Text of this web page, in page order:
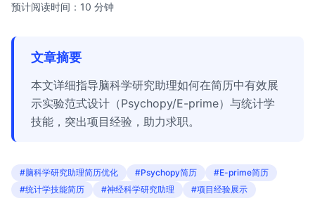
预计阅读时间：10 分钟
文章摘要
本文详细指导脑科学研究助理如何在简历中有效展
示实验范式设计（Psychopy/E-prime）与统计学
技能，突出项目经验，助力求职。
#脑科学研究助理简历优化 #Psychopy简历
#E-prime简历
#统计学技能简历
#神经科学研究助理 #项目经验展示